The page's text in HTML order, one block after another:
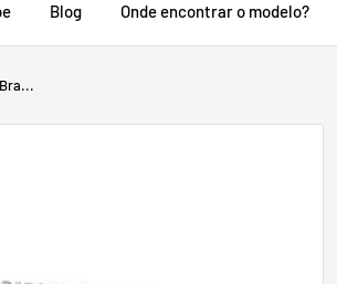
Blog Onde encontrar o modelo?